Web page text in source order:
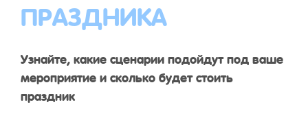
ПРАЗДНИКА
Узнайте, какие сценарии подойдут под ваше
мероприятие и сколько будет стоить
праздник